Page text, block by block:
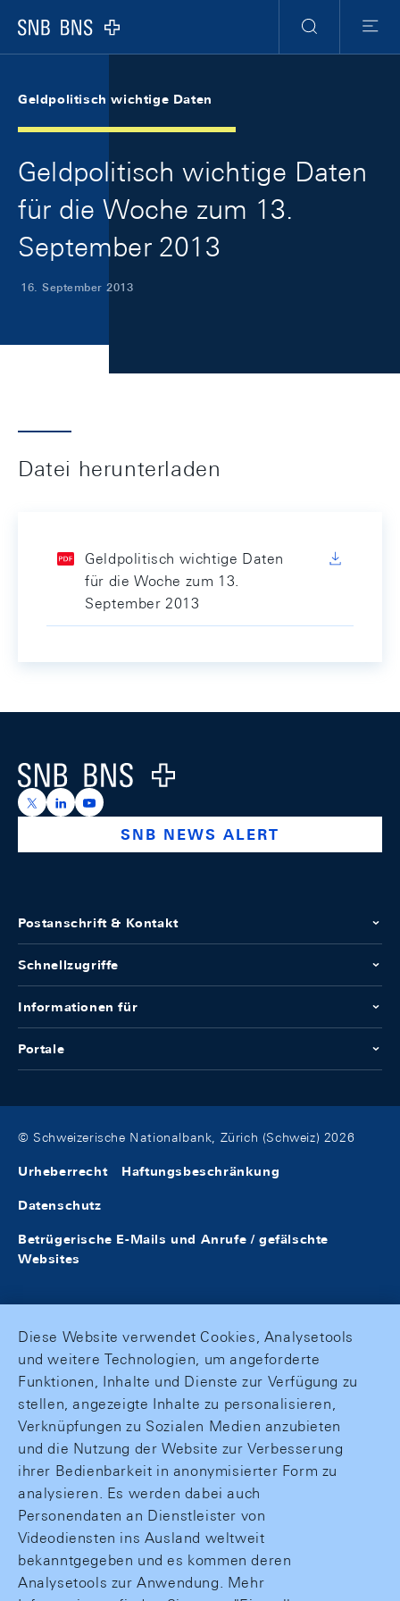
Logo
Suche
Menu
Geldpolitisch wichtige Daten
Geldpolitisch wichtige Daten
für die Woche zum 13.
September 2013
16. September 2013
Datei herunterladen
Geldpolitisch wichtige Daten
für die Woche zum 13.
September 2013
Logo
https://x.com/snb_bns
https://ch.linkedin.com/company/swiss-national-
https://www.youtube.com/@swissnationalbank
SNB NEWS ALERT
Postanschrift & Kontakt
Schnellzugriffe
Informationen für
Portale
© Schweizerische Nationalbank, Zürich (Schweiz) 2026
Urheberrecht Haftungsbeschränkung
Datenschutz
Betrügerische E-Mails und Anrufe / gefälschte
Websites
Diese Website verwendet Cookies, Analysetools
und weitere Technologien, um angeforderte
Funktionen, Inhalte und Dienste zur Verfügung zu
stellen, angezeigte Inhalte zu personalisieren,
Verknüpfungen zu Sozialen Medien anzubieten
und die Nutzung der Website zur Verbesserung
ihrer Bedienbarkeit in anonymisierter Form zu
analysieren. Es werden dabei auch
Personendaten an Dienstleister von
Videodiensten ins Ausland weltweit
bekanntgegeben und es kommen deren
Analysetools zur Anwendung. Mehr